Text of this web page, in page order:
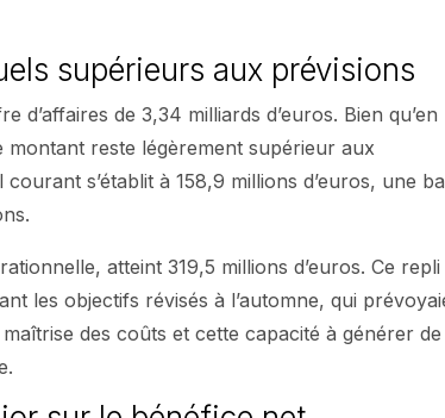
supérieurs aux prévisions
de 3,34 milliards d’euros. Bien qu’en
reste légèrement supérieur aux
s’établit à 158,9 millions d’euros, une
atteint 319,5 millions d’euros. Ce repli
les objectifs révisés à l’automne, qui
des coûts et cette capacité à générer